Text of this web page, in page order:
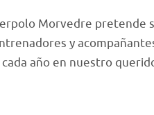
Morvedre
y
cada año en nuestro